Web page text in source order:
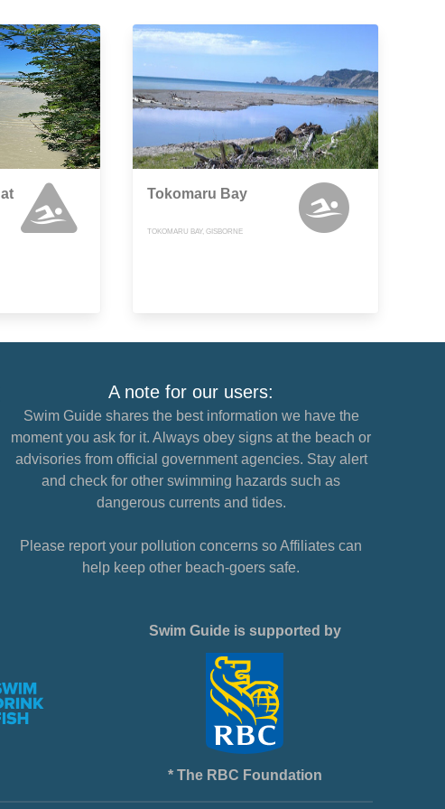
Tokomaru Bay
TOKOMARU BAY, GISBORNE
A note for our users:
Swim Guide shares the best information we have the
moment you ask for it. Always obey signs at the beach or
advisories from official government agencies. Stay alert
and check for other swimming hazards such as
dangerous currents and tides.
Please report your pollution concerns so Affiliates can
help keep other beach-goers safe.
Swim Guide is supported by
* The RBC Foundation